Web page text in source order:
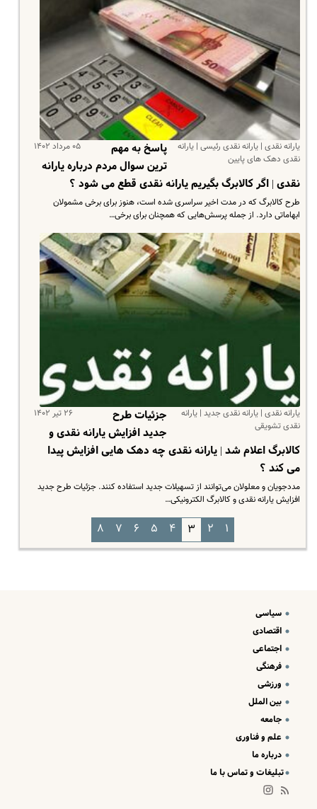
یارانه نقدی | یارانه نقدی رئیسی | یارانه
نقدی دهک های پایین
۰۵ مرداد ۱۴۰۲
پاسخ به مهم
ترین سوال مردم درباره یارانه
نقدی | اگر کالابرگ بگیریم یارانه نقدی قطع می شود ؟
طرح کالابرگ که در مدت اخیر سراسری شده است، هنوز برای برخی مشمولان
ابهاماتی دارد. از جمله پرسش‌هایی که همچنان برای برخی…
یارانه نقدی | یارانه نقدی جدید | یارانه
نقدی تشویقی
۲۶ تیر ۱۴۰۲
جزئیات طرح
جدید افزایش یارانه نقدی و
کالابرگ اعلام شد | یارانه نقدی چه دهک هایی افزایش پیدا
می کند ؟
مددجویان و معلولان می‌توانند از تسهیلات جدید استفاده کنند. جزئیات طرح جدید
افزایش یارانه نقدی و کالابرگ الکترونیکی…
۱ ۲ ۳ ۴ ۵ ۶ ۷ ۸
سیاسی
اقتصادی
اجتماعی
فرهنگی
ورزشی
بین الملل
جامعه
علم و فناوری
درباره ما
تبلیغات و تماس با ما